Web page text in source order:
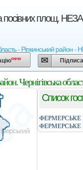
посівних площ.
- Ріпкинський
new
Чернігівська
Список
ФЕРМЕРСЬКЕ